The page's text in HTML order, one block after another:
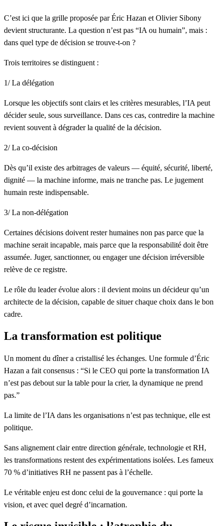
C’est ici que la grille proposée par Éric Hazan et Olivier Sibony
devient structurante. La question n’est pas “IA ou humain”, mais :
dans quel type de décision se trouve-t-on ?
Trois territoires se distinguent :
1/ La délégation
Lorsque les objectifs sont clairs et les critères mesurables, l’IA peut
décider seule, sous surveillance. Dans ces cas, contredire la machine
revient souvent à dégrader la qualité de la décision.
2/ La co-décision
Dès qu’il existe des arbitrages de valeurs — équité, sécurité, liberté,
dignité — la machine informe, mais ne tranche pas. Le jugement
humain reste indispensable.
3/ La non-délégation
Certaines décisions doivent rester humaines non pas parce que la
machine serait incapable, mais parce que la responsabilité doit être
assumée. Juger, sanctionner, ou engager une décision irréversible
relève de ce registre.
Le rôle du leader évolue alors : il devient moins un décideur qu’un
architecte de la décision, capable de situer chaque choix dans le bon
cadre.
La transformation est politique
Un moment du dîner a cristallisé les échanges. Une formule d’Éric
Hazan a fait consensus : “Si le CEO qui porte la transformation IA
n’est pas debout sur la table pour la crier, la dynamique ne prend
pas.”
La limite de l’IA dans les organisations n’est pas technique, elle est
politique.
Sans alignement clair entre direction générale, technologie et RH,
les transformations restent des expérimentations isolées. Les fameux
70 % d’initiatives RH ne passent pas à l’échelle.
Le véritable enjeu est donc celui de la gouvernance : qui porte la
vision, et avec quel degré d’incarnation.